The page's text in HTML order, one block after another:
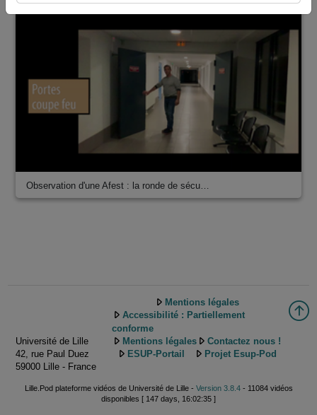
Observation d'une Afest : la ronde de sécu…
Université de Lille
42, rue Paul Duez
59000 Lille - France
Mentions légales
Accessibilité : Partiellement
conforme
Mentions légales
Contactez nous !
ESUP-Portail
Projet Esup-Pod
Lille.Pod plateforme vidéos de Université de Lille - Version 3.8.4- 11084 vidéos
disponibles [ 147 days, 16:02:35 ]